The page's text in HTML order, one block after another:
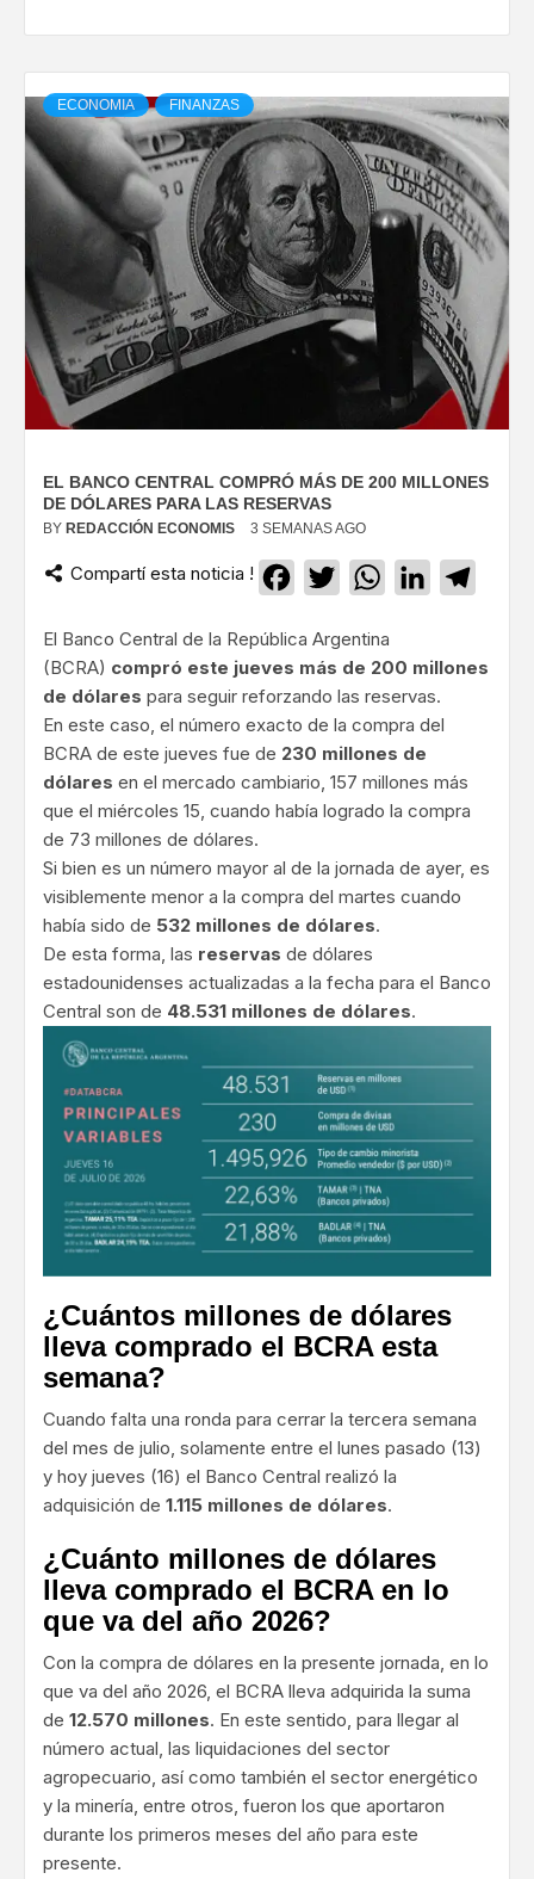
ECONOMIA FINANZAS
EL BANCO CENTRAL COMPRÓ MÁS DE 200 MILLONES
DE DÓLARES PARA LAS RESERVAS
BY REDACCIÓN ECONOMIS 3 SEMANAS AGO
Compartí esta noticia ! Facebook
TwitterWhatsApp
LinkedIn
El Banco Central de la República Argentina
(BCRA) compró este jueves más de 200 millones
de dólares para seguir reforzando las reservas.
En este caso, el número exacto de la compra del
BCRA de este jueves fue de 230 millones de
dólares en el mercado cambiario, 157 millones más
que el miércoles 15, cuando había logrado la compra
de 73 millones de dólares.
Si bien es un número mayor al de la jornada de ayer, es
visiblemente menor a la compra del martes cuando
había sido de 532 millones de dólares.
De esta forma, las reservas de dólares
estadounidenses actualizadas a la fecha para el Banco
Central son de 48.531 millones de dólares.
¿Cuántos millones de dólares
lleva comprado el BCRA esta
semana?
Cuando falta una ronda para cerrar la tercera semana
del mes de julio, solamente entre el lunes pasado (13)
y hoy jueves (16) el Banco Central realizó la
adquisición de 1.115 millones de dólares.
¿Cuánto millones de dólares
lleva comprado el BCRA en lo
que va del año 2026?
Con la compra de dólares en la presente jornada, en lo
que va del año 2026, el BCRA lleva adquirida la suma
de 12.570 millones. En este sentido, para llegar al
número actual, las liquidaciones del sector
agropecuario, así como también el sector energético
y la minería, entre otros, fueron los que aportaron
durante los primeros meses del año para este
presente.